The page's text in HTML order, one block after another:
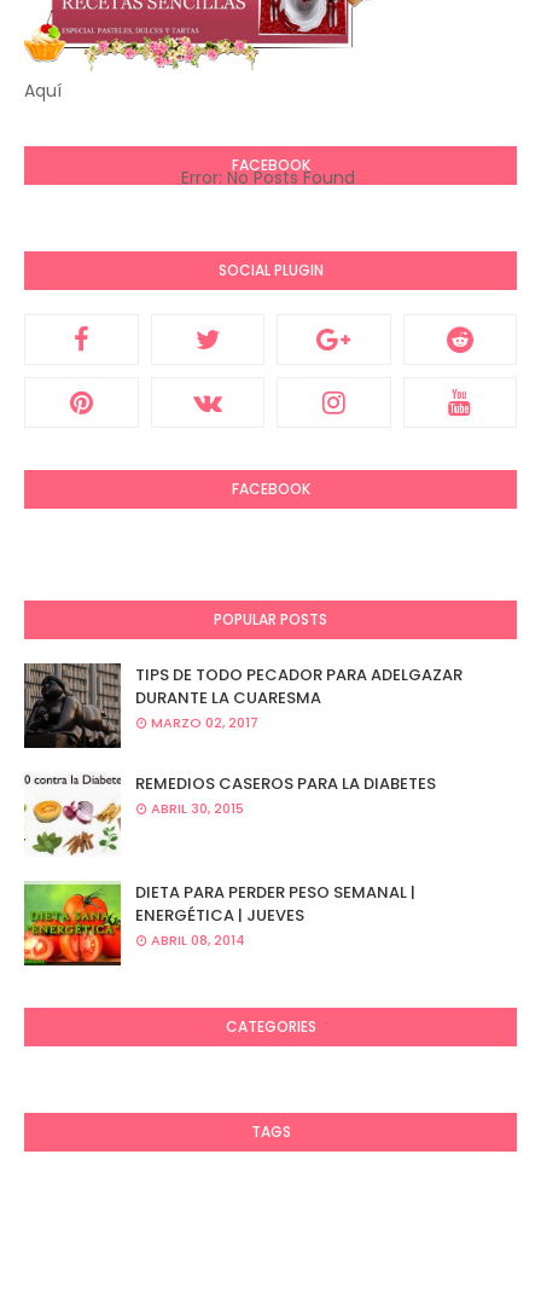
Aquí
FACEBOOK
Error: No Posts Found
SOCIAL PLUGIN
FACEBOOK
POPULAR POSTS
TIPS DE TODO PECADOR PARA ADELGAZAR
DURANTE LA CUARESMA
MARZO 02, 2017
REMEDIOS CASEROS PARA LA DIABETES
ABRIL 30, 2015
DIETA PARA PERDER PESO SEMANAL |
ENERGÉTICA | JUEVES
ABRIL 08, 2014
CATEGORIES
TAGS